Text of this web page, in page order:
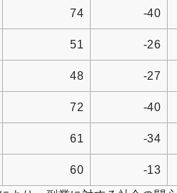
74 -40
51 -26
48 -27
72 -40
61 -34
60 -13